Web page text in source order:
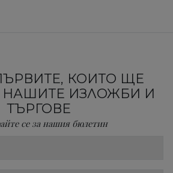
КОИТО ЩЕ
НАШИТЕ ИЗЛОЖБИ И
ТЪРГОВЕ
се за нашия бюлетин